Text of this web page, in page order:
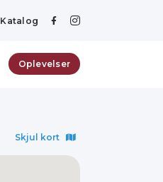
Katalog
Oplevelser
Skjul kort